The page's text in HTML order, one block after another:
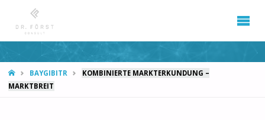
STARTBAYGIBITR
KOMBINIERTE MARKTERKUNDUNG –
MARKTBREIT